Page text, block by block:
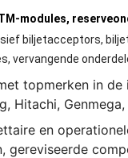
modules,
biljetacceptors,
vervangende
topmerken in
Hitachi,
en
gereviseerde